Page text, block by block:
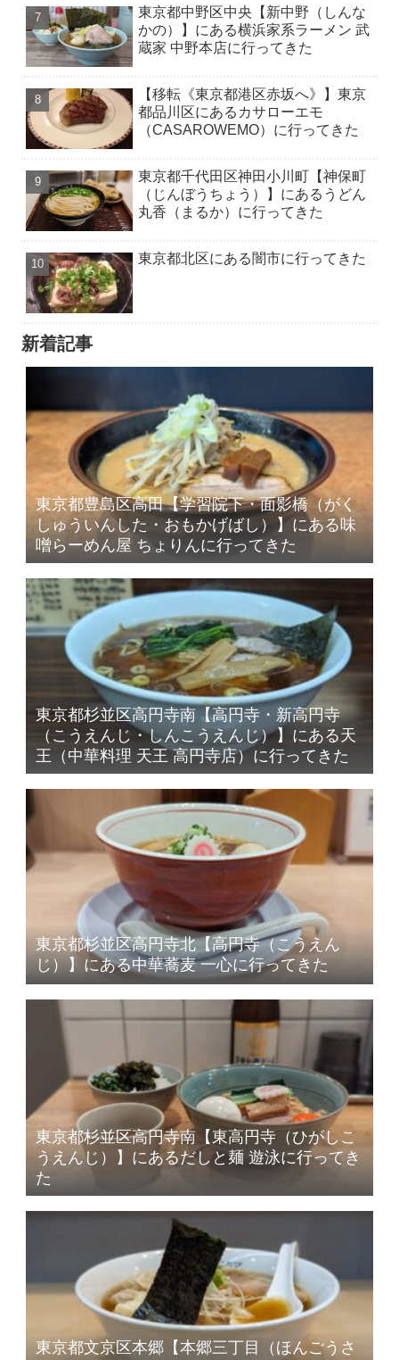
東京都中野区中央【新中野（しんな
かの）】にある横浜家系ラーメン 武
蔵家 中野本店に行ってきた
【移転《東京都港区赤坂へ》】東京
都品川区にあるカサローエモ
（CASAROWEMO）に行ってきた
東京都千代田区神田小川町【神保町
（じんぼうちょう）】にあるうどん
丸香（まるか）に行ってきた
東京都北区にある闇市に行ってきた
新着記事
東京都豊島区高田【学習院下・面影橋（がく
しゅういんした・おもかげばし）】にある味
噌らーめん屋 ちょりんに行ってきた
東京都杉並区高円寺南【高円寺・新高円寺
（こうえんじ・しんこうえんじ）】にある天
王（中華料理 天王 高円寺店）に行ってきた
東京都杉並区高円寺北【高円寺（こうえん
じ）】にある中華蕎麦 一心に行ってきた
東京都杉並区高円寺南【東高円寺（ひがしこ
うえんじ）】にあるだしと麺 遊泳に行ってき
た
東京都文京区本郷【本郷三丁目（ほんごうさ